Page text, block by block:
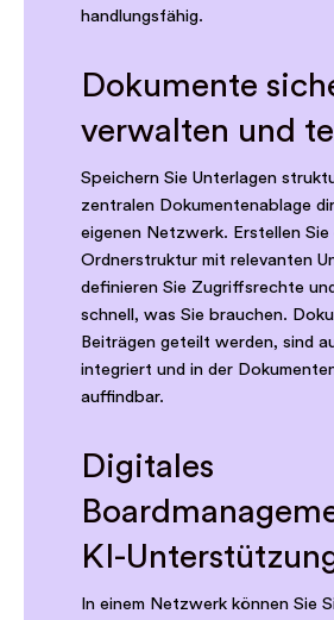
handlungsfähig.
Dokumente
verwalten und
Speichern Sie Unterlagen
zentralen Dokumentenablage
eigenen Netzwerk. Erstellen Sie
Ordnerstruktur mit relevanten
definieren Sie Zugriffsrechte
schnell, was Sie brauchen.
Beiträgen geteilt werden, sind
integriert und in der
auffindbar.
Digitales
KI-
In einem Netzwerk können Sie